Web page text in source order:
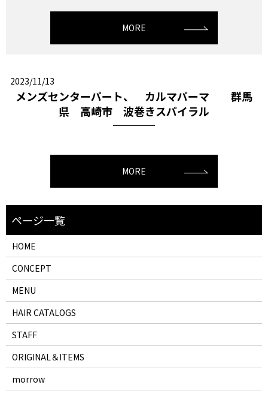
MORE
2023/11/13
メンズセンターパート、 カルマパーマ 群馬
県 高崎市 波巻きスパイラル
MORE
HOME
CONCEPT
MENU
HAIR CATALOGS
STAFF
ORIGINAL＆ITEMS
morrow